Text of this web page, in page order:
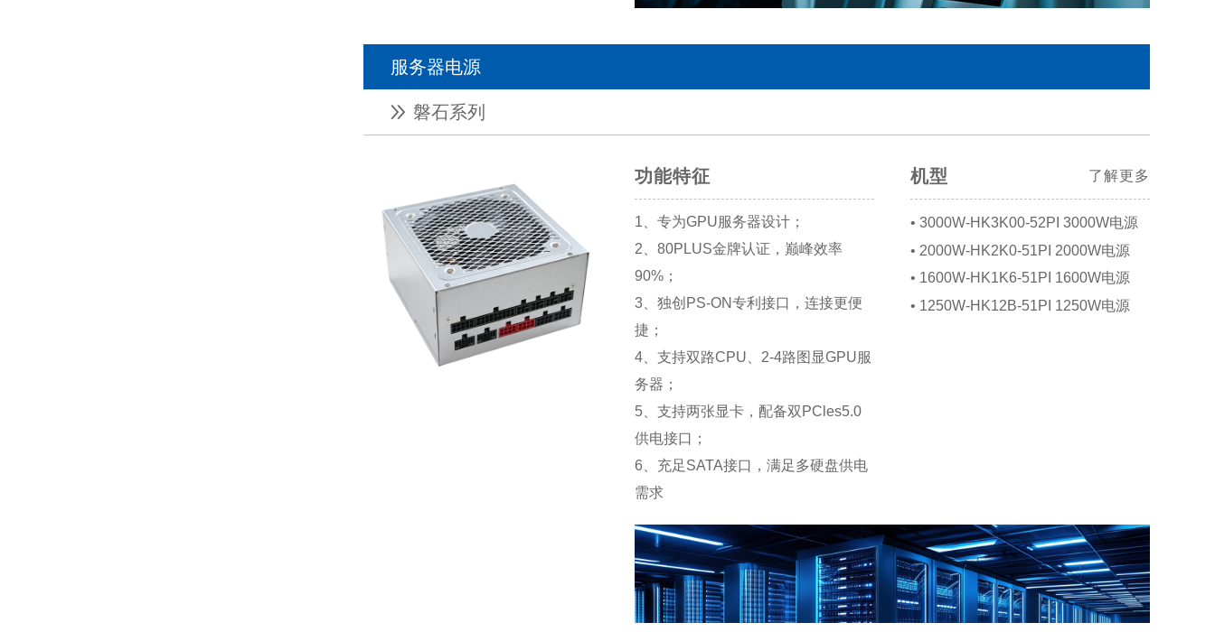
服务器电源
磐石系列
功能特征
1、专为GPU服务器设计；
2、80PLUS金牌认证，巅峰效率
90%；
3、独创PS-ON专利接口，连接更便
捷；
4、支持双路CPU、2-4路图显GPU服
务器；
5、支持两张显卡，配备双PCles5.0
供电接口；
6、充足SATA接口，满足多硬盘供电
需求
机型 了解更多
• 3000W-HK3K00-52PI 3000W电源
• 2000W-HK2K0-51PI 2000W电源
• 1600W-HK1K6-51PI 1600W电源
• 1250W-HK12B-51PI 1250W电源